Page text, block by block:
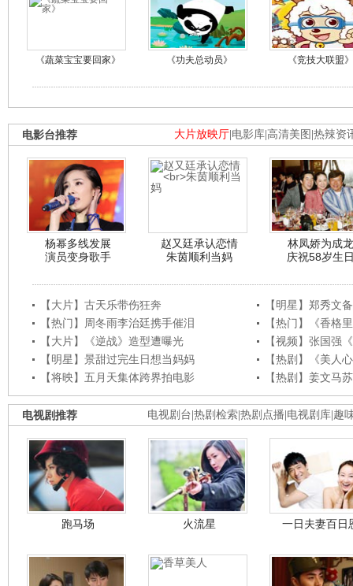
《蔬菜宝宝要回家》 《功夫总动员》 《竞技大联盟》
大片放映厅 电影库 高清美图 热辣资
电影台推荐
杨幂多线发展
演员变身歌手
赵又廷承认恋情
朱茵顺利当妈
林凤娇为成龙
庆祝58岁生
【大片】古天乐带伤狂奔
【明星】郑秀文
【热门】周冬雨李治廷携手催泪
【热门】《香格
【大片】《逆战》造型遭曝光
【视频】张国强
【明星】景甜过完生日想当妈妈
【热剧】《美人
【将映】五月天集体跨界拍电影
【热剧】姜文马
电视剧台 热剧检索 热剧点播 电视剧库 趣
电视剧推荐
跑马场 火流星 一日夫妻百日